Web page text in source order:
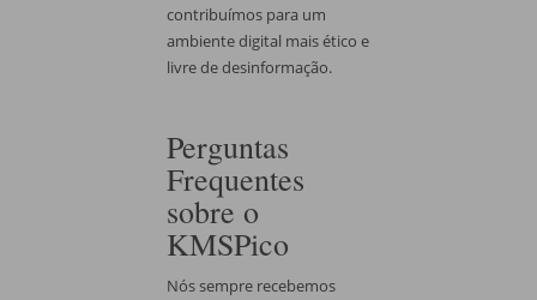
contribuímos para um
ambiente digital mais ético e
livre de desinformação.
Perguntas
Frequentes
sobre o
KMSPico
Nós sempre recebemos